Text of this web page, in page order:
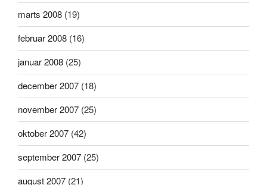
marts 2008 (19)
februar 2008 (16)
januar 2008 (25)
december 2007 (18)
november 2007 (25)
oktober 2007 (42)
september 2007 (25)
august 2007 (21)